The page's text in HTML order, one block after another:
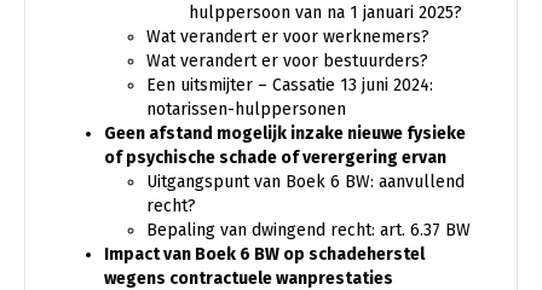
hulppersoon van na 1 januari 2025?
Wat verandert er voor werknemers?
Wat verandert er voor bestuurders?
Een uitsmijter – Cassatie 13 juni 2024:
notarissen-hulppersonen
Geen afstand mogelijk inzake nieuwe fysieke
of psychische schade of verergering ervan
Uitgangspunt van Boek 6 BW: aanvullend
recht?
Bepaling van dwingend recht: art. 6.37 BW
Impact van Boek 6 BW op schadeherstel
wegens contractuele wanprestaties